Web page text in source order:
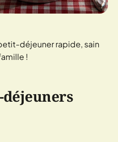
déjeuner rapide, sain
!
déjeuners